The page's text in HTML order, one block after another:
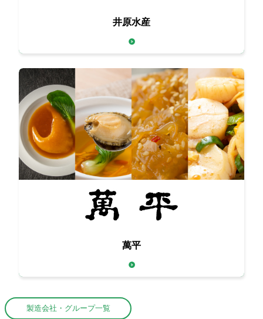
伝統を守りつつ、
時代のトレンドに合わせて進化し続けています。
井原水産
萬平
製造会社・グループ一覧